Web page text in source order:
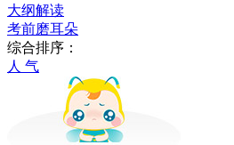
大纲解读
考前磨耳朵
综合排序：
人 气